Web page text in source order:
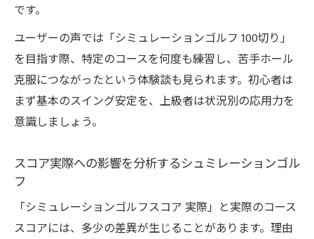
です。
ユーザーの声では「シミュレーションゴルフ 100切り」
を目指す際、特定のコースを何度も練習し、苦手ホール
克服につながったという体験談も見られます。初心者は
まず基本のスイング安定を、上級者は状況別の応用力を
意識しましょう。
スコア実際への影響を分析するシュミレーションゴル
フ
「シミュレーションゴルフスコア 実際」と実際のコース
スコアには、多少の差異が生じることがあります。理由